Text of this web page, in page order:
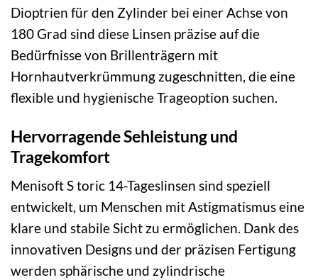
Dioptrien für den Zylinder bei einer Achse von
180 Grad sind diese Linsen präzise auf die
Bedürfnisse von Brillenträgern mit
Hornhautverkrümmung zugeschnitten, die eine
flexible und hygienische Trageoption suchen.
Hervorragende Sehleistung und
Tragekomfort
Menisoft S toric 14-Tageslinsen sind speziell
entwickelt, um Menschen mit Astigmatismus eine
klare und stabile Sicht zu ermöglichen. Dank des
innovativen Designs und der präzisen Fertigung
werden sphärische und zylindrische